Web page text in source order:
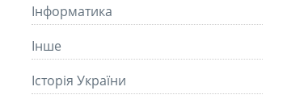
Інформатика
Інше
Історія України